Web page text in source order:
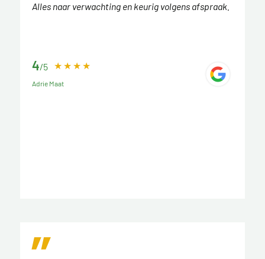
Alles naar verwachting en keurig volgens afspraak.
4/5
Adrie Maat